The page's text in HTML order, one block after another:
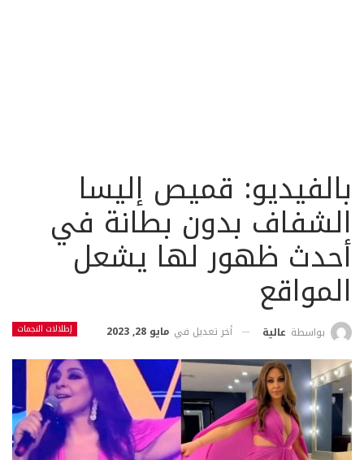
بالفيديو: قميص إليسا
الشفاف بدون بطانة في
أحدث ظهور لها يشعل
المواقع
إطلالات النجمات بواسطة عالية أخر تعديل في مايو 28, 2023